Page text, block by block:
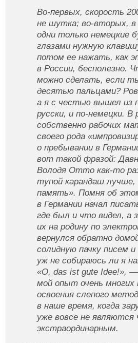
Во-первых, скорость
не шутка; во-вторых, в
одни только немецкие
глазами нужную
потом ее нажать, как
в России, бесполезно.
можно сделать, если
десятью пальцами?
а я с честью вышел из
русски, и по-немецки.
собственно рабочих
своего рода
о пребывании в
вот такой фразой:
Володя Отто как-то
тупой карандаш
память». Помня об
в Германии начал
где был и что видел, а
их на родину по
вернулся обратно
солидную пачку писем
уж не собираюсь ли я
«O, das ist gute Idee!»,
мой опыт очень
освоения слепого
в наше время, когда
уже вовсе не
экстраординарным.